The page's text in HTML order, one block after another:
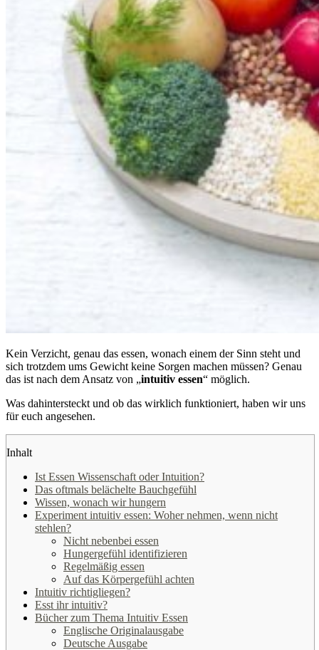
Kein Verzicht, genau das essen, wonach einem der Sinn steht und
sich trotzdem ums Gewicht keine Sorgen machen müssen? Genau
das ist nach dem Ansatz von „intuitiv essen“ möglich.
Was dahintersteckt und ob das wirklich funktioniert, haben wir uns
für euch angesehen.
Inhalt
Ist Essen Wissenschaft oder Intuition?
Das oftmals belächelte Bauchgefühl
Wissen, wonach wir hungern
Experiment intuitiv essen: Woher nehmen, wenn nicht
stehlen?
Nicht nebenbei essen
Hungergefühl identifizieren
Regelmäßig essen
Auf das Körpergefühl achten
Intuitiv richtigliegen?
Esst ihr intuitiv?
Bücher zum Thema Intuitiv Essen
Englische Originalausgabe
Deutsche Ausgabe